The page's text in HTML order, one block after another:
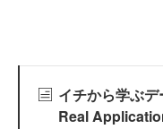
イチから学ぶ
Real